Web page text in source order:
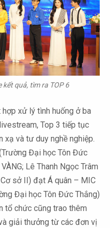
kết quả, tìm ra TOP 6
xử lý tình huống ở ba
Top 3 tiếp tục
xạ và tư duy nghề nghiệp.
Đại học Tôn Đức
Lê Thanh Ngọc Trâm
sở II) đạt Á quân – MIC
Đại học Tôn Đức Thắng)
tổ chức cũng trao thêm
giải thưởng từ các đơn vị